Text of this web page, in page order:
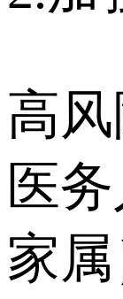
高
医
家